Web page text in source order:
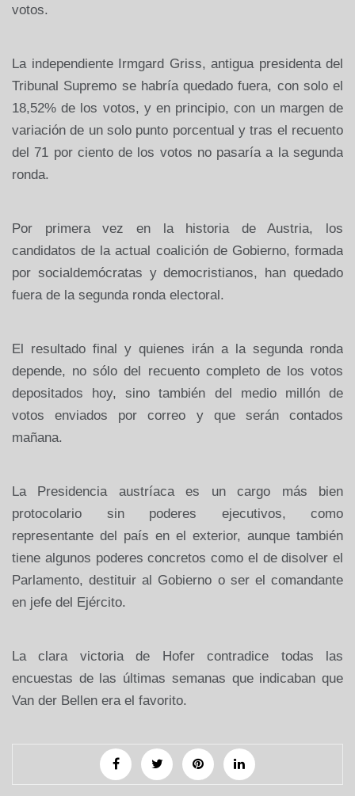
votos.
La independiente Irmgard Griss, antigua presidenta del
Tribunal Supremo se habría quedado fuera, con solo el
18,52% de los votos, y en principio, con un margen de
variación de un solo punto porcentual y tras el recuento
del 71 por ciento de los votos no pasaría a la segunda
ronda.
Por primera vez en la historia de Austria, los
candidatos de la actual coalición de Gobierno, formada
por socialdemócratas y democristianos, han quedado
fuera de la segunda ronda electoral.
El resultado final y quienes irán a la segunda ronda
depende, no sólo del recuento completo de los votos
depositados hoy, sino también del medio millón de
votos enviados por correo y que serán contados
mañana.
La Presidencia austríaca es un cargo más bien
protocolario sin poderes ejecutivos, como
representante del país en el exterior, aunque también
tiene algunos poderes concretos como el de disolver el
Parlamento, destituir al Gobierno o ser el comandante
en jefe del Ejército.
La clara victoria de Hofer contradice todas las
encuestas de las últimas semanas que indicaban que
Van der Bellen era el favorito.